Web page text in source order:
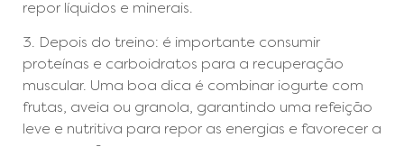
repor líquidos e minerais.
3. Depois do treino: é importante consumir
proteínas e carboidratos para a recuperação
muscular. Uma boa dica é combinar iogurte com
frutas, aveia ou granola, garantindo uma refeição
leve e nutritiva para repor as energias e favorecer a